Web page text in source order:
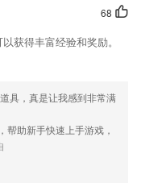
件，您可以到应用商店进
好的对产品进行优化修
68
获得丰富经验和奖励。
具，真是让我感到非常满
帮助新手快速上手游戏，